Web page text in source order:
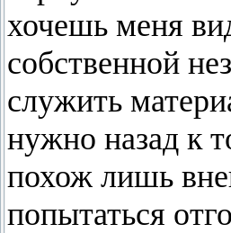
хочешь меня
собственной
служить
нужно назад к
похож лишь
попытаться